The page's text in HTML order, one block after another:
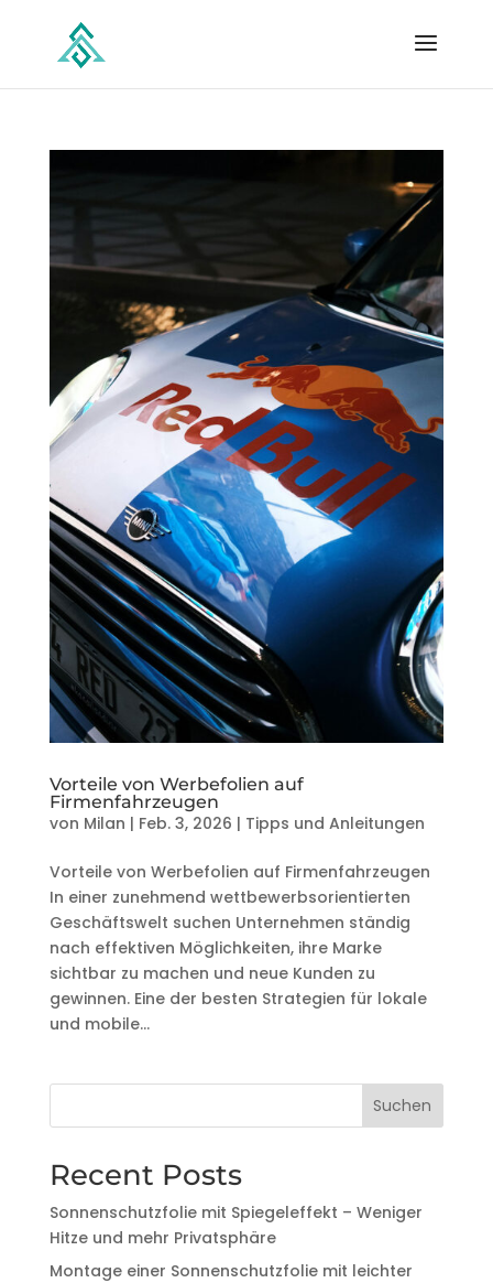
Vorteile von Werbefolien auf
Firmenfahrzeugen
von Milan | Feb. 3, 2026 | Tipps und Anleitungen
Vorteile von Werbefolien auf Firmenfahrzeugen
In einer zunehmend wettbewerbsorientierten
Geschäftswelt suchen Unternehmen ständig
nach effektiven Möglichkeiten, ihre Marke
sichtbar zu machen und neue Kunden zu
gewinnen. Eine der besten Strategien für lokale
und mobile...
Suchen
Recent Posts
Sonnenschutzfolie mit Spiegeleffekt – Weniger
Hitze und mehr Privatsphäre
Montage einer Sonnenschutzfolie mit leichter